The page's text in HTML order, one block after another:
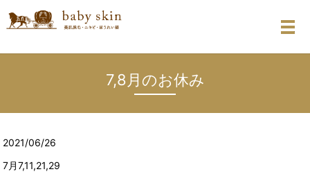
メ
7,8月のお休み
2021/06/26
7月7,11,21,29